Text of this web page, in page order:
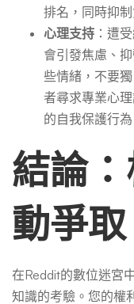
排名，同時抑
心理支持 ：遭
會引發焦慮、
些情緒，不要
者尋求專業心
的自我保護行為
結論
動爭取
在Reddit的數位迷宮
知識的考驗。您的權